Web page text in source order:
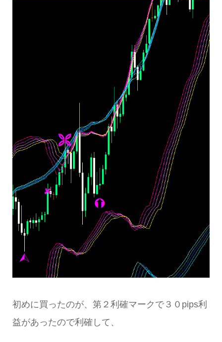
初めに買ったのが、第２利確マークで３０pips利
益があったので利確して、